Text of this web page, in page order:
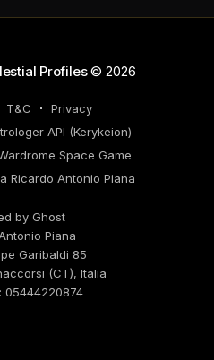
Profiles© 2026
T&C
Privacy
API (Kerykeion)
Space Game
Ricardo Antonio Piana
by Ghost
Piana
Garibaldi 85
(CT), Italia
05444220874